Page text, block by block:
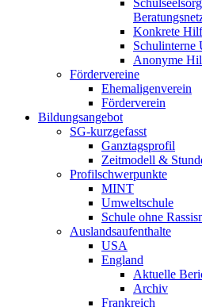
Konkrete
Schulinterne
Anonyme
Fördervereine
Ehemaligenverein
Förderverein
Bildungsangebot
SG-kurzgefasst
Ganztagsprofil
Zeitmodell &
Profilschwerpunkte
MINT
Umweltschule
Schule ohne
Auslandsaufenthalte
USA
England
Aktuelle
Archiv
Frankreich